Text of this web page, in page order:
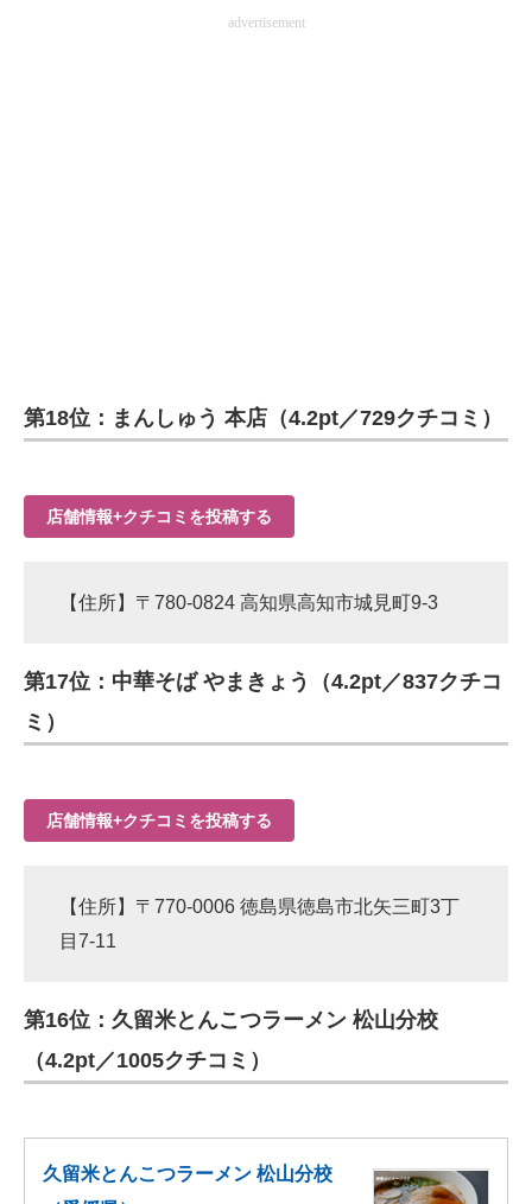
advertisement
第18位：まんしゅう 本店（4.2pt／729クチコミ）
店舗情報+クチコミを投稿する
【住所】〒780-0824 高知県高知市城見町9-3
第17位：中華そば やまきょう（4.2pt／837クチコ
ミ）
店舗情報+クチコミを投稿する
【住所】〒770-0006 徳島県徳島市北矢三町3丁
目7-11
第16位：久留米とんこつラーメン 松山分校
（4.2pt／1005クチコミ）
久留米とんこつラーメン 松山分校